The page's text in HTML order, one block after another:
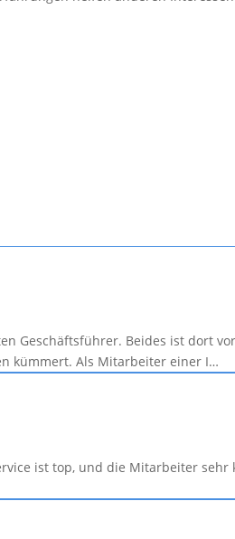
Geschäftsführer. Beides ist dort
kümmert. Als Mitarbeiter einer I…
ist top, und die Mitarbeiter